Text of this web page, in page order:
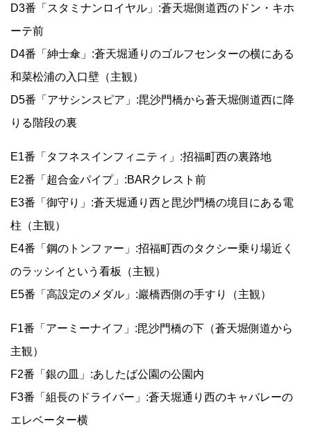
D3番「スタミナンロイヤル」:蒼天堀側道西のドン・キホ
ーテ前
D4番「紳士傘」:蒼天堀通りのゴルフセンターの横にある
和菜松浦の入口壁（主観）
D5番「アサシンスピア」:毘沙門橋から蒼天堀側道西に降
りる階段の裏
E1番「タフネスインフィニティ」:招福町西の裏路地
E2番「超合金パイプ」:BARクレスト前
E3番「御守り」:蒼天堀通り西と毘沙門橋の境目にある電
柱（主観）
E4番「鋼のトンファー」:招福町西のタクシー乗り場近く
のラッシイという看板（主観）
E5番「高設定のメダル」:巖橋西側の手すり（主観）
F1番「アーミーナイフ」:毘沙門橋の下（蒼天堀側道から
主観）
F2番「銀の皿」:あしたば公園の公園内
F3番「組長のドライバー」:蒼天堀通り西のキャバレーの
エレベーター横